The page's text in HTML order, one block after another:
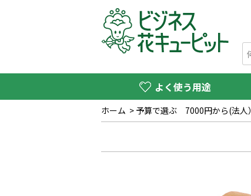
よく使う用途
ホーム > 予算で選ぶ 7000円から(法人）